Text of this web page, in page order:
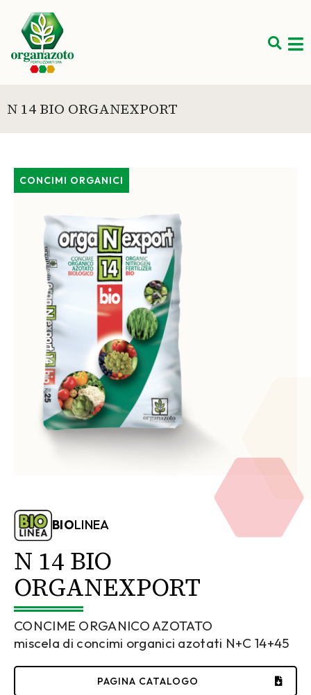
N 14 BIO ORGANEXPORT
CONCIMI ORGANICI
BIOLINEA
N 14 BIO
ORGANEXPORT
CONCIME ORGANICO AZOTATO
miscela di concimi organici azotati N+C 14+45
PAGINA CATALOGO